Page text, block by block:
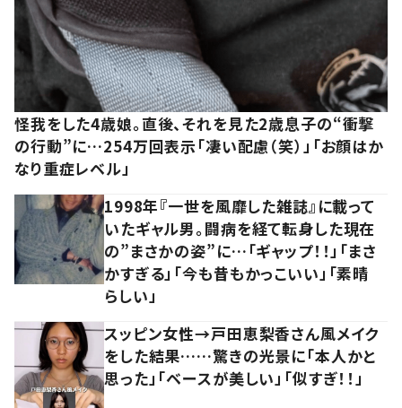
怪我をした4歳娘。直後、それを見た2歳息子の“衝撃
の行動”に…254万回表示「凄い配慮（笑）」「お顔はか
なり重症レベル」
1998年『一世を風靡した雑誌』に載って
いたギャル男。闘病を経て転身した現在
の”まさかの姿”に…「ギャップ！！」「まさ
かすぎる」「今も昔もかっこいい」「素晴
らしい」
スッピン女性→戸田恵梨香さん風メイク
をした結果……驚きの光景に「本人かと
思った」「ベースが美しい」「似すぎ！！」